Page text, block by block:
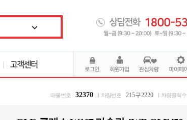
매물번호 32370 l 차량번호 215구2220 l 차량클릭수